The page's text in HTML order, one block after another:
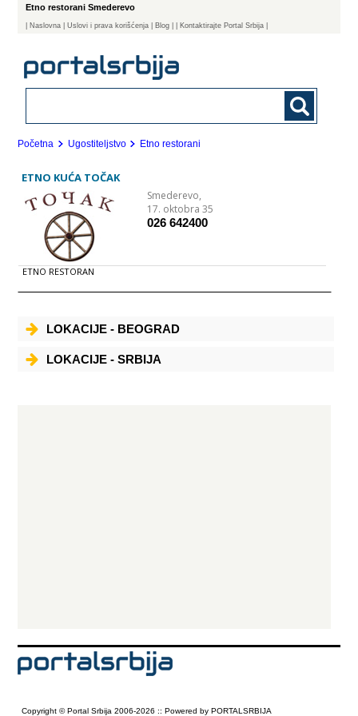
Etno restorani Smederevo
Naslovna | Uslovi i prava korišćenja Blog | Kontaktirajte Portal Srbija |
Početna Ugostiteljstvo Etno restorani
ETNO KUĆA TOČAK
Smederevo,
17. oktobra 35
026 642400
ETNO RESTORAN
LOKACIJE - BEOGRAD
LOKACIJE - SRBIJA
Copyright © Portal Srbija 2006-2026 :: Powered by PORTALSRBIJA